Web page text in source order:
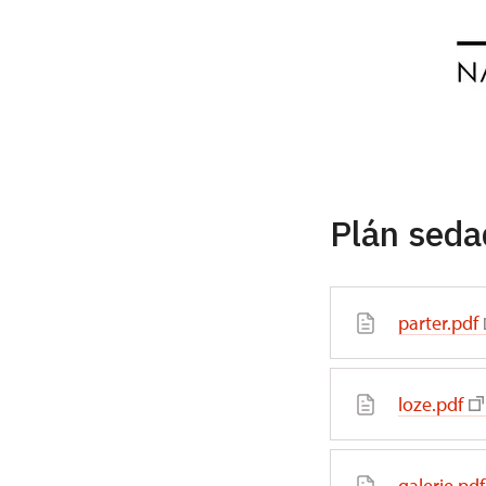
Plán
parter.pdf
loze.pdf